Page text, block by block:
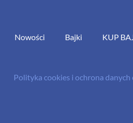
Nowości Bajki KUP
Polityka cookies i ochrona danych